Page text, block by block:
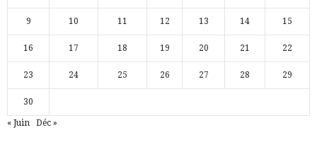
9 10 11 12 13 14 15
16 17 18 19 20 21 22
23 24 25 26 27 28 29
30
« Juin Déc »